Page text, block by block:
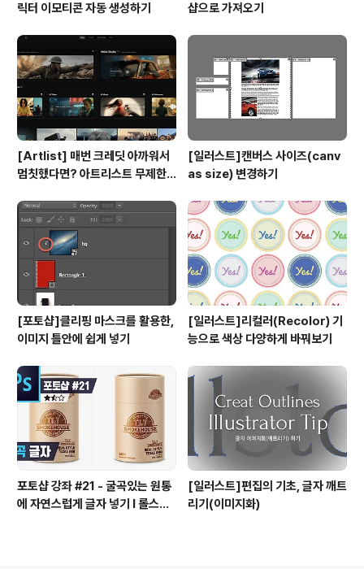
릭터 이모티콘 자동 생성하기
샵으로 가져오기
[Artlist] 매번 크레딧 아까워서
멈칫했다면? 아트리스트 무제한
[일러스트]캔버스 사이즈(canv
as size) 변경하기
[포토샵]클리핑 마스크를 활용한,
이미지 틀안에 쉽게 넣기
[일러스트]리컬러(Recolor) 기
능으로 색상 다양하게 바꿔보기
포토샵 강좌 #21 - 굴곡있는 원통
에 자연스럽게 글자 넣기 I 롤스토
[일러스트]편집의 기초, 글자 깨트
리기(이미지화)